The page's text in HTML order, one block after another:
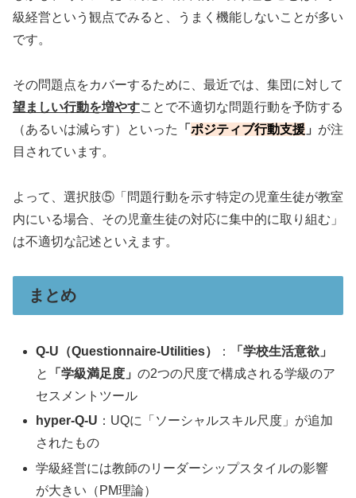
級経営という観点でみると、うまく機能しないことが多い
です。
その問題点をカバーするために、最近では、集団に対して
望ましい行動を増やすことで不適切な問題行動を予防する
（あるいは減らす）といった
「 ポジティブ行動支援 」 が注
目されています。
よって、選択肢⑤「問題行動を示す特定の児童生徒が教室
内にいる場合、その児童生徒の対応に集中的に取り組む」
は不適切な記述といえます。
まとめ
Q-U（Questionnaire-Utilities） ：
「学校生活意欲」
と
「学級満足度」の2つの尺度で構成される学級のア
セスメントツール
hyper-Q-U ：UQに「ソーシャルスキル尺度」が追加
されたもの
学級経営には教師のリーダーシップスタイルの影響
が大きい（PM理論）